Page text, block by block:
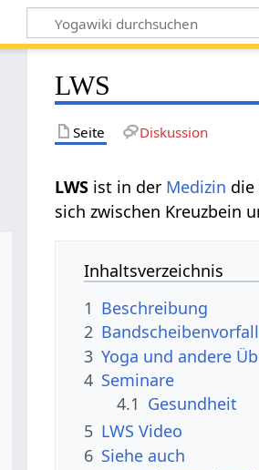
LWS
Seite Diskussion
LWS ist in der Medizin
sich zwischen Kreuzbein
Inhaltsverzeichnis
1 Beschreibung
2 Bandscheibenvorfall
3 Yoga und andere
4 Seminare
4.1 Gesundheit
5 LWS Video
6 Siehe auch